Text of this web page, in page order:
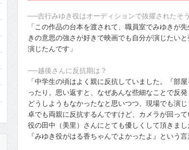
──吉行みゆき役はオーディションで抜擢されたそう
「この作品の台本を渡されて、職員室でみゆきが
きの意思の強さが好きで映画でも自分が演じたい
演じたんです」
──越後さんに反抗期は？
「中学生の頃はよく親に反抗していました。『部
ったり。思い返すと、なぜあんな些細なことで反
どうしようもなかったなと思いつつ、現場でも演
卓でも両親に反抗するんですけど、カメラが回っ
役の田中（美里）さんにとても優しくして頂きま
『みゆき役がはる香ちゃんでよかったよ』という